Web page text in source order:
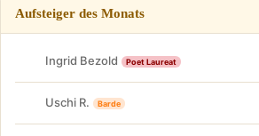
Aufsteiger des Monats
Ingrid Bezold Poet Laureat
Uschi R. Barde